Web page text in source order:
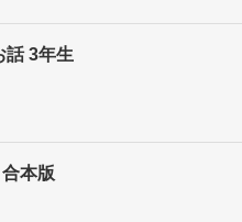
話 3年生
本版